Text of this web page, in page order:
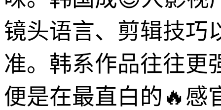
镜头语言、剪辑技巧
准。韩系作品往往更
便是在最直白的🔥感